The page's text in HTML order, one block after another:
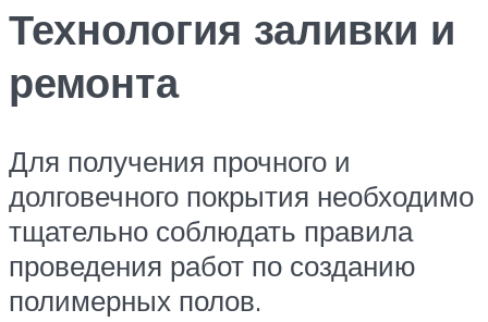
Технология заливки и
ремонта
Для получения прочного и
долговечного покрытия необходимо
тщательно соблюдать правила
проведения работ по созданию
полимерных полов.